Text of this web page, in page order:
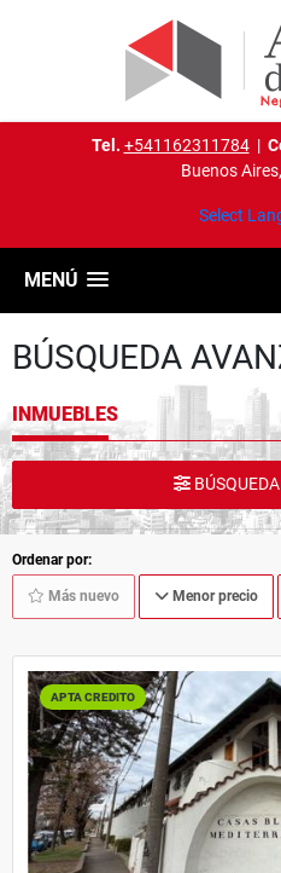
Tel. +541162311784|
Buenos
Select
MENÚ
BÚSQUEDA
INMUEBLES
Ordenar por:
Más nuevo Menor precio
APTA CREDITO